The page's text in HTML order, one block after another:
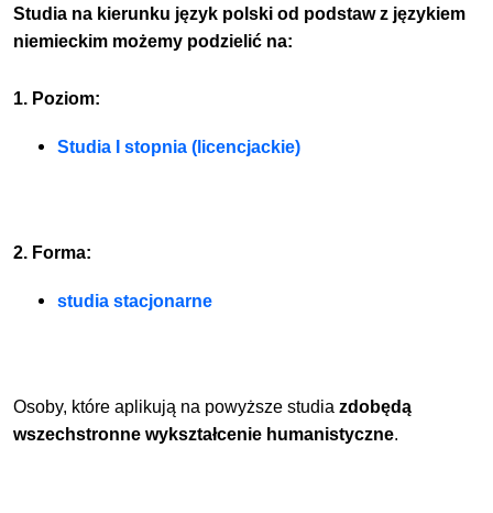
Studia na kierunku język polski od podstaw z językiem
niemieckim możemy podzielić na:
1. Poziom:
Studia I stopnia (licencjackie)
2. Forma:
studia stacjonarne
Osoby, które aplikują na powyższe studiazdobędą
wszechstronne wykształcenie humanistyczne.